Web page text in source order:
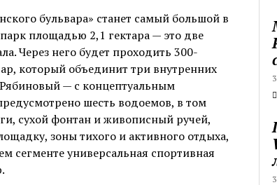
бульвара» станет самый большой в
площадью 2,1 гектара — это две
Через него будет проходить 300-
который объединит три внутренних
— с концептуальным
шесть водоемов, в том
сухой фонтан и живописный ручей,
зоны тихого и активного отдыха,
сегменте универсальная спортивная